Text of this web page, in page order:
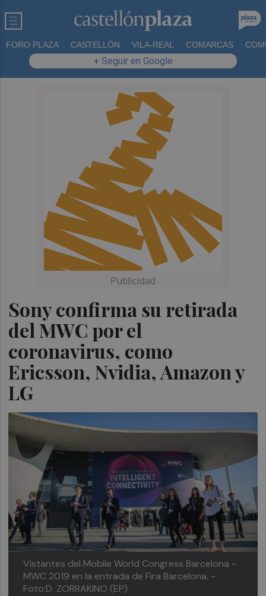
FORO PLAZA CASTELLÓN VILA-REAL COMARCAS
+ Seguir en Google
Sony confirma su retirada
del MWC por el
coronavirus, como
Ericsson, Nvidia, Amazon y
LG
Vistantes del Mobile World Congress Barcelona -
MWC 2019 en la entrada de Fira Barcelona. -
Foto:D. ZORRAKINO (EP)